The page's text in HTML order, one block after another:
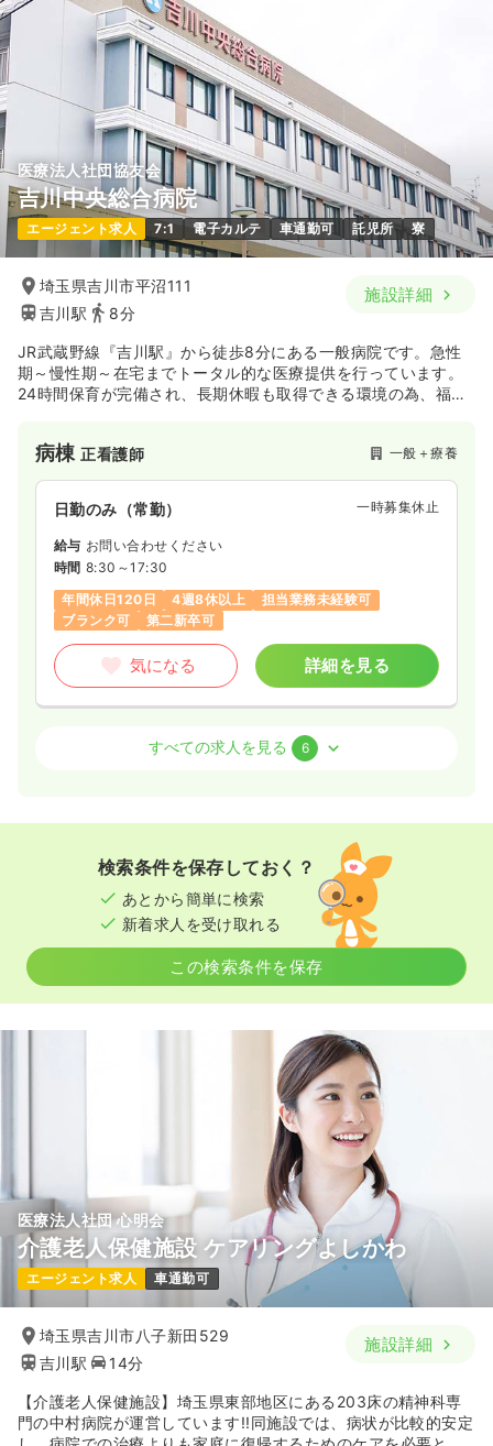
医療法人社団協友会
吉川中央総合病院
エージェント求人 7:1 電子カルテ 車通勤可 託児所 寮
埼玉県吉川市平沼111
吉川駅
8分
施設詳細
JR武蔵野線『吉川駅』から徒歩8分にある一般病院です。急性
期～慢性期～在宅までトータル的な医療提供を行っています。
24時間保育が完備され、長期休暇も取得できる環境の為、福利
病棟正看護師 一般＋療養
日勤のみ（常勤） 一時募集休止
給与 お問い合わせください
時間 8:30～17:30
年間休日120日
4週8休以上
担当業務未経験可
ブランク可
第二新卒可
気になる 詳細を見る
正・准看護師
8:30～17:30
年間休日120日
4週8休以上
担当業務未経験可
ブランク可
第二新卒可 月給23万円以上可
気になる 詳細を見る
日祝休み
年間休日120日
4週8休以上
担当業務未経験可
ブランク可
第二新卒可
月給24万円以上可
内視鏡正・准看護師
日勤のみ（常勤）
すべての求人を見る 6
検索条件を保存しておく？
あとから簡単に検索
新着求人を受け取れる
この検索条件を保存
医療法人社団 心明会
介護老人保健施設 ケアリングよしかわ
エージェント求人 車通勤可
埼玉県吉川市八子新田529
吉川駅
14分
施設詳細
【介護老人保健施設】埼玉県東部地区にある203床の精神科専
門の中村病院が運営しています!!同施設では、病状が比較的安定